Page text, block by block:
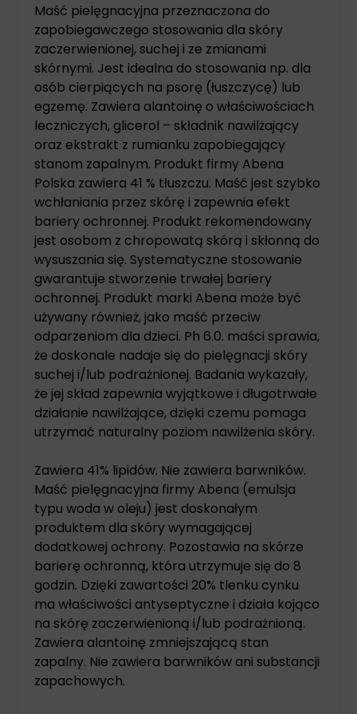
Maść pielęgnacyjna przeznaczona do
zapobiegawczego stosowania dla skóry
zaczerwienionej, suchej i ze zmianami
skórnymi. Jest idealna do stosowania np. dla
osób cierpiących na psorę (łuszczycę) lub
egzemę. Zawiera alantoinę o właściwościach
leczniczych, glicerol – składnik nawilżający
oraz ekstrakt z rumianku zapobiegający
stanom zapalnym. Produkt firmy Abena
Polska zawiera 41 % tłuszczu. Maść jest szybko
wchłaniania przez skórę i zapewnia efekt
bariery ochronnej. Produkt rekomendowany
jest osobom z chropowatą skórą i skłonną do
wysuszania się. Systematyczne stosowanie
gwarantuje stworzenie trwałej bariery
ochronnej. Produkt marki Abena może być
używany również, jako maść przeciw
odparzeniom dla dzieci. Ph 6.0. maści sprawia,
że doskonale nadaje się do pielęgnacji skóry
suchej i/lub podrażnionej. Badania wykazały,
że jej skład zapewnia wyjątkowe i długotrwałe
działanie nawilżające, dzięki czemu pomaga
utrzymać naturalny poziom nawilżenia skóry.
Zawiera 41% lipidów. Nie zawiera barwników.
Maść pielęgnacyjna firmy Abena (emulsja
typu woda w oleju) jest doskonałym
produktem dla skóry wymagającej
dodatkowej ochrony. Pozostawia na skórze
barierę ochronną, która utrzymuje się do 8
godzin. Dzięki zawartości 20% tlenku cynku
ma właściwości antyseptyczne i działa kojąco
na skórę zaczerwienioną i/lub podrażnioną.
Zawiera alantoinę zmniejszającą stan
zapalny. Nie zawiera barwników ani substancji
zapachowych.